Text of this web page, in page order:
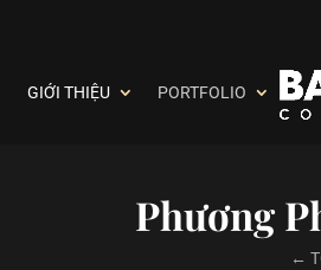
GIỚI THIỆU PORTFOLIO
Phương
←